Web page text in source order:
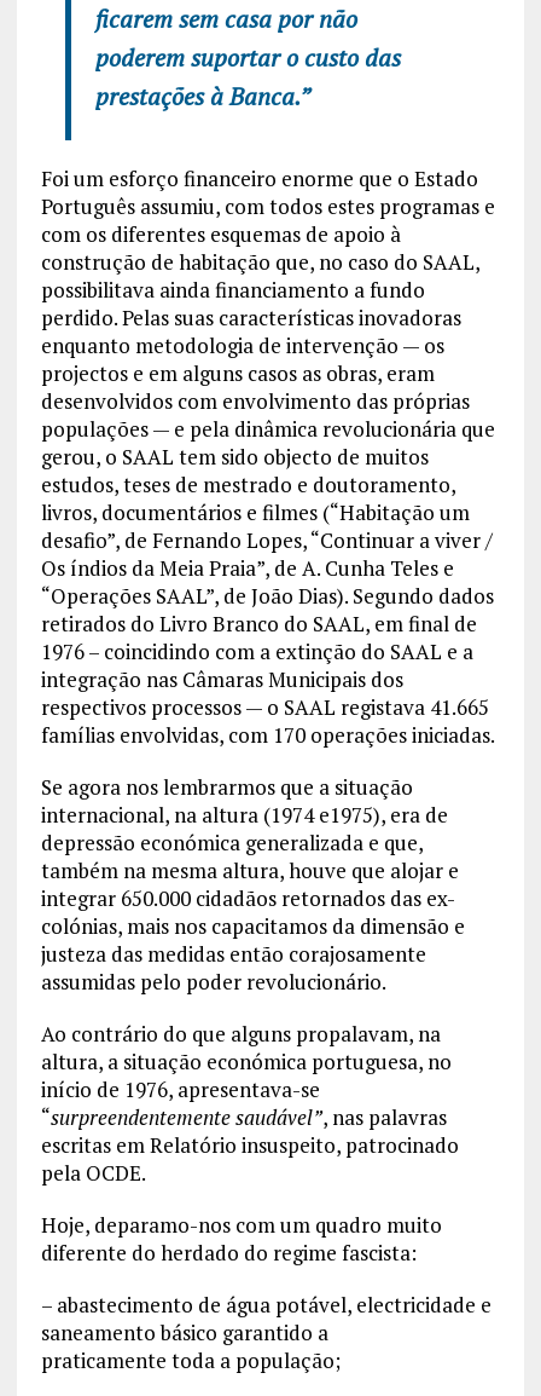
ficarem sem casa por não
poderem suportar o custo das
prestações à Banca.”
Foi um esforço financeiro enorme que o Estado
Português assumiu, com todos estes programas e
com os diferentes esquemas de apoio à
construção de habitação que, no caso do SAAL,
possibilitava ainda financiamento a fundo
perdido. Pelas suas características inovadoras
enquanto metodologia de intervenção — os
projectos e em alguns casos as obras, eram
desenvolvidos com envolvimento das próprias
populações — e pela dinâmica revolucionária que
gerou, o SAAL tem sido objecto de muitos
estudos, teses de mestrado e doutoramento,
livros, documentários e filmes (“Habitação um
desafio”, de Fernando Lopes, “Continuar a viver /
Os índios da Meia Praia”, de A. Cunha Teles e
“Operações SAAL”, de João Dias). Segundo dados
retirados do Livro Branco do SAAL, em final de
1976 – coincidindo com a extinção do SAAL e a
integração nas Câmaras Municipais dos
respectivos processos — o SAAL registava 41.665
famílias envolvidas, com 170 operações iniciadas.
Se agora nos lembrarmos que a situação
internacional, na altura (1974 e1975), era de
depressão económica generalizada e que,
também na mesma altura, houve que alojar e
integrar 650.000 cidadãos retornados das ex-
colónias, mais nos capacitamos da dimensão e
justeza das medidas então corajosamente
assumidas pelo poder revolucionário.
Ao contrário do que alguns propalavam, na
altura, a situação económica portuguesa, no
início de 1976, apresentava-se
“surpreendentemente saudável”, nas palavras
escritas em Relatório insuspeito, patrocinado
pela OCDE.
Hoje, deparamo-nos com um quadro muito
diferente do herdado do regime fascista:
– abastecimento de água potável, electricidade e
saneamento básico garantido a
praticamente toda a população;